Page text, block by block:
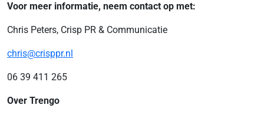
Voor meer informatie, neem contact op met:
Chris Peters, Crisp PR & Communicatie
chris@crisppr.nl
06 39 411 265
Over Trengo